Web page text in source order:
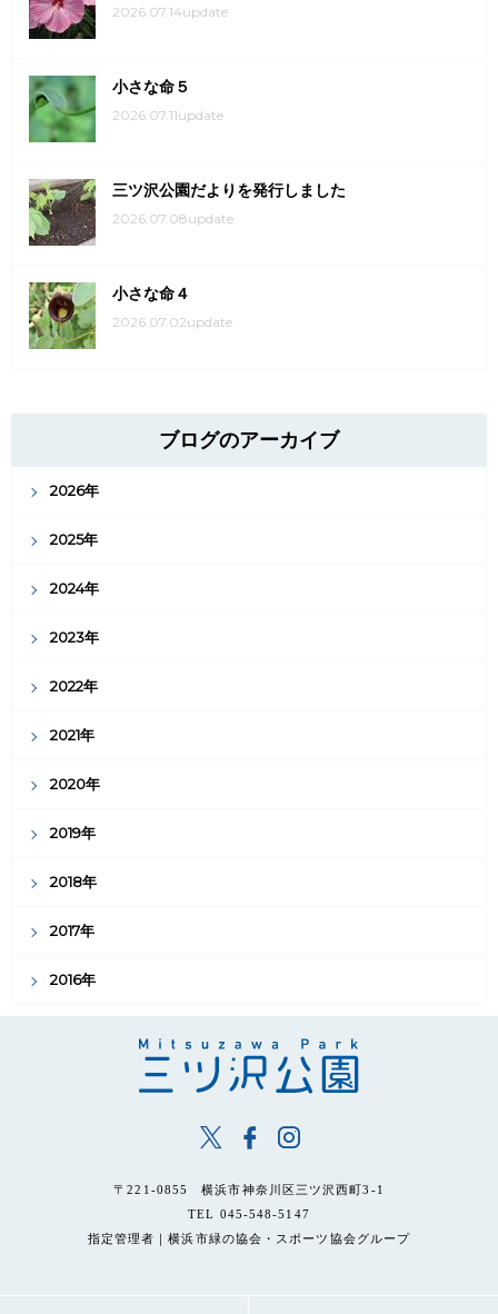
2026.07.14update
小さな命５
2026.07.11update
三ツ沢公園だよりを発行しました
2026.07.08update
小さな命４
2026.07.02update
ブログのアーカイブ
2026年
2025年
2024年
2023年
2022年
2021年
2020年
2019年
2018年
2017年
2016年
〒221-0855 横浜市神奈川区三ツ沢西町3-1
TEL 045-548-5147
指定管理者｜横浜市緑の協会・スポーツ協会グループ